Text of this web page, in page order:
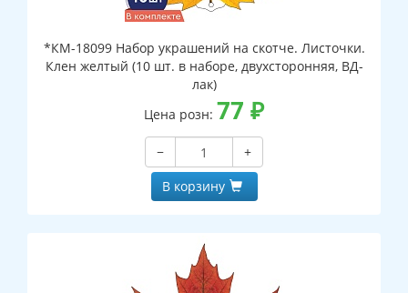
*КМ-18099 Набор украшений на скотче. Листочки.
Клен желтый (10 шт. в наборе, двухсторонняя, ВД-
лак)
Цена розн: 77 ₽
−
+
В корзину